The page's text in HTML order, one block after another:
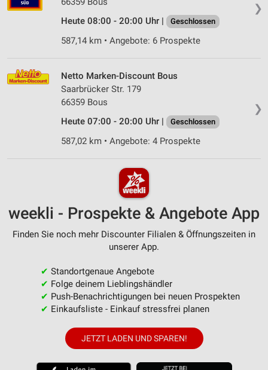
❯
Heute 08:00 - 20:00 Uhr |
Geschlossen
587,14 km • Angebote: 6 Prospekte
❯
Netto Marken-Discount Bous
Saarbrücker Str. 179
66359 Bous
Heute 07:00 - 20:00 Uhr |
Geschlossen
587,02 km • Angebote: 4 Prospekte
weekli - Prospekte & Angebote App
Finden Sie noch mehr Discounter Filialen & Öffnungszeiten in
unserer App.
✔ Standortgenaue Angebote
✔ Folge deinem Lieblingshändler
✔ Push-Benachrichtigungen bei neuen Prospekten
✔ Einkaufsliste - Einkauf stressfrei planen
JETZT LADEN UND SPAREN!